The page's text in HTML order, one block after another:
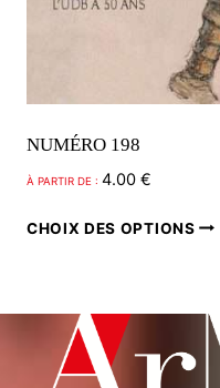
NUMÉRO 198
À PARTIR DE : 4.00 €
CHOIX DES OPTIONS